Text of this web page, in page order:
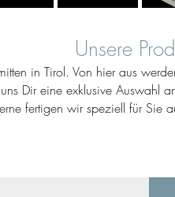
Unsere
in Tirol. Von hier aus
Dir eine exklusive Auswahl
fertigen wir speziell für Sie